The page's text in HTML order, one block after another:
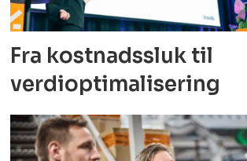
Fra kostnadssluk til
verdioptimalisering